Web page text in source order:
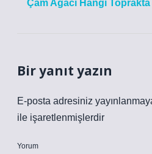
Çam Ağacı Hangi
Bir yanıt yazın
E-posta adresiniz
ile işaretlenmişlerdir
Yorum